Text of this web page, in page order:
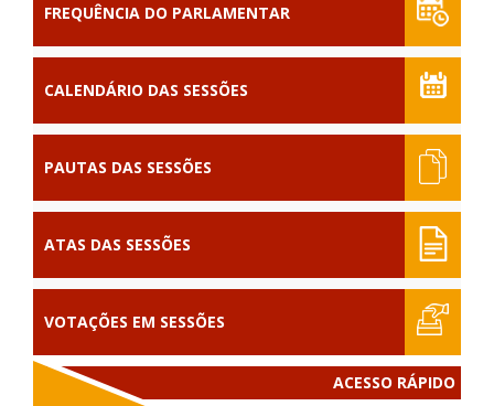
FREQUÊNCIA DO PARLAMENTAR
CALENDÁRIO DAS SESSÕES
PAUTAS DAS SESSÕES
ATAS DAS SESSÕES
VOTAÇÕES EM SESSÕES
ACESSO RÁPIDO